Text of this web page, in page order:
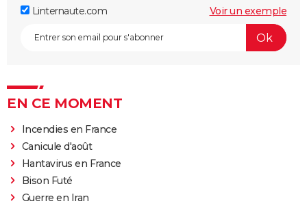
Linternaute.com Voir un exemple
EN CE MOMENT
Incendies en France
Canicule d'août
Hantavirus en France
Bison Futé
Guerre en Iran